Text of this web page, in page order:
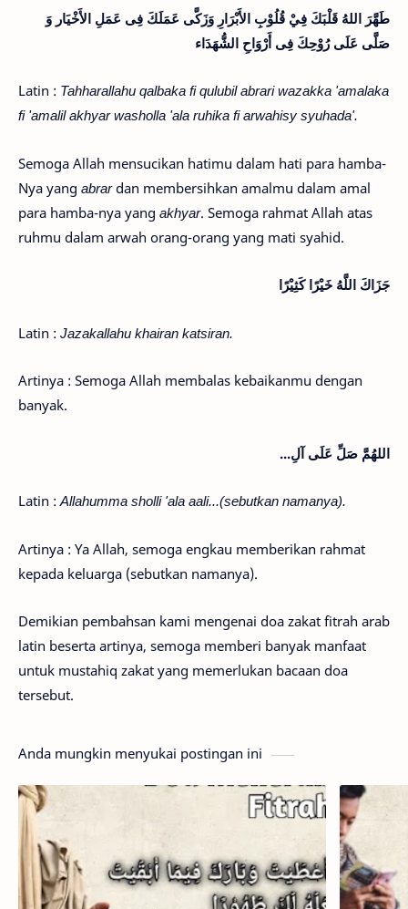
طَهَّرَ اللهُ قَلْبَكَ فِيْ قُلُوْبِ الأَبْرَارِ وَزَكَّى عَمَلَكَ فِى عَمَلِ الأَخْيَار وَ
صَلَّى عَلَى رُوْحِكَ فِى أَرْوَاحِ الشُّهَدَاء
Latin : Tahharallahu qalbaka fi qulubil abrari wazakka 'amalaka
fi 'amalil akhyar washolla 'ala ruhika fi arwahisy syuhada'.
Semoga Allah mensucikan hatimu dalam hati para hamba-
Nya yang abrardan membersihkan amalmu dalam amal
para hamba-nya yang akhyar. Semoga rahmat Allah atas
ruhmu dalam arwah orang-orang yang mati syahid.
جَزَاكَ اللَّهُ خَيْرًا كَثِيْرًا
Latin : Jazakallahu khairan katsiran.
Artinya : Semoga Allah membalas kebaikanmu dengan
banyak.
...اللهُمَّ صَلِّ عَلَى آلِ
Latin :Allahumma sholli 'ala aali...(sebutkan namanya).
Artinya : Ya Allah, semoga engkau memberikan rahmat
kepada keluarga (sebutkan namanya).
Demikian pembahsan kami mengenai doa zakat fitrah arab
latin beserta artinya, semoga memberi banyak manfaat
untuk mustahiq zakat yang memerlukan bacaan doa
tersebut.
Anda mungkin menyukai postingan ini